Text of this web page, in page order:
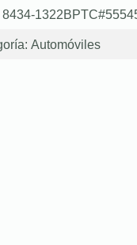
8434-
Automóviles